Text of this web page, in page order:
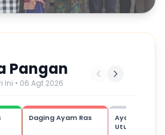
Pangan
Ini • 06 Agt 2026
Daging Ayam Ras
Ayam
Utuh,1 ekor